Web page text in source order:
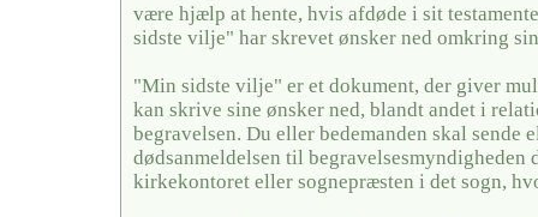
være hjælp at hente, hvis afdøde i sit
sidste vilje" har skrevet ønsker ned omkring
"Min sidste vilje" er et dokument, der giver
kan skrive sine ønsker ned, blandt andet i
begravelsen. Du eller bedemanden skal sende
dødsanmeldelsen til begravelsesmyndigheden
kirkekontoret eller sognepræsten i det sogn,